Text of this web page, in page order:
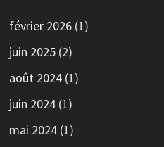
février 2026 (1)
juin 2025 (2)
août 2024 (1)
juin 2024 (1)
mai 2024 (1)